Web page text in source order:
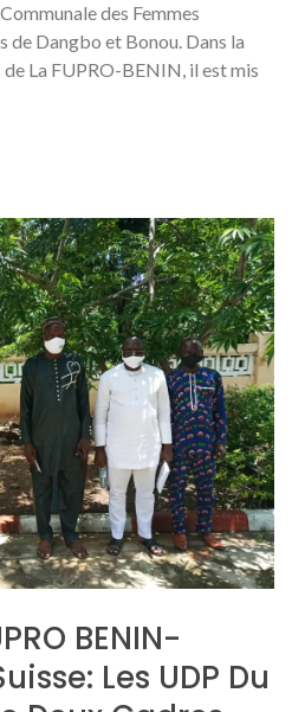
des Femmes
Dangbo et Bonou. Dans la
La FUPRO-BENIN, il est mis
BENIN-
Les UDP Du